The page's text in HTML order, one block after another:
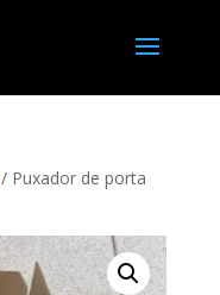
/ Puxador de porta